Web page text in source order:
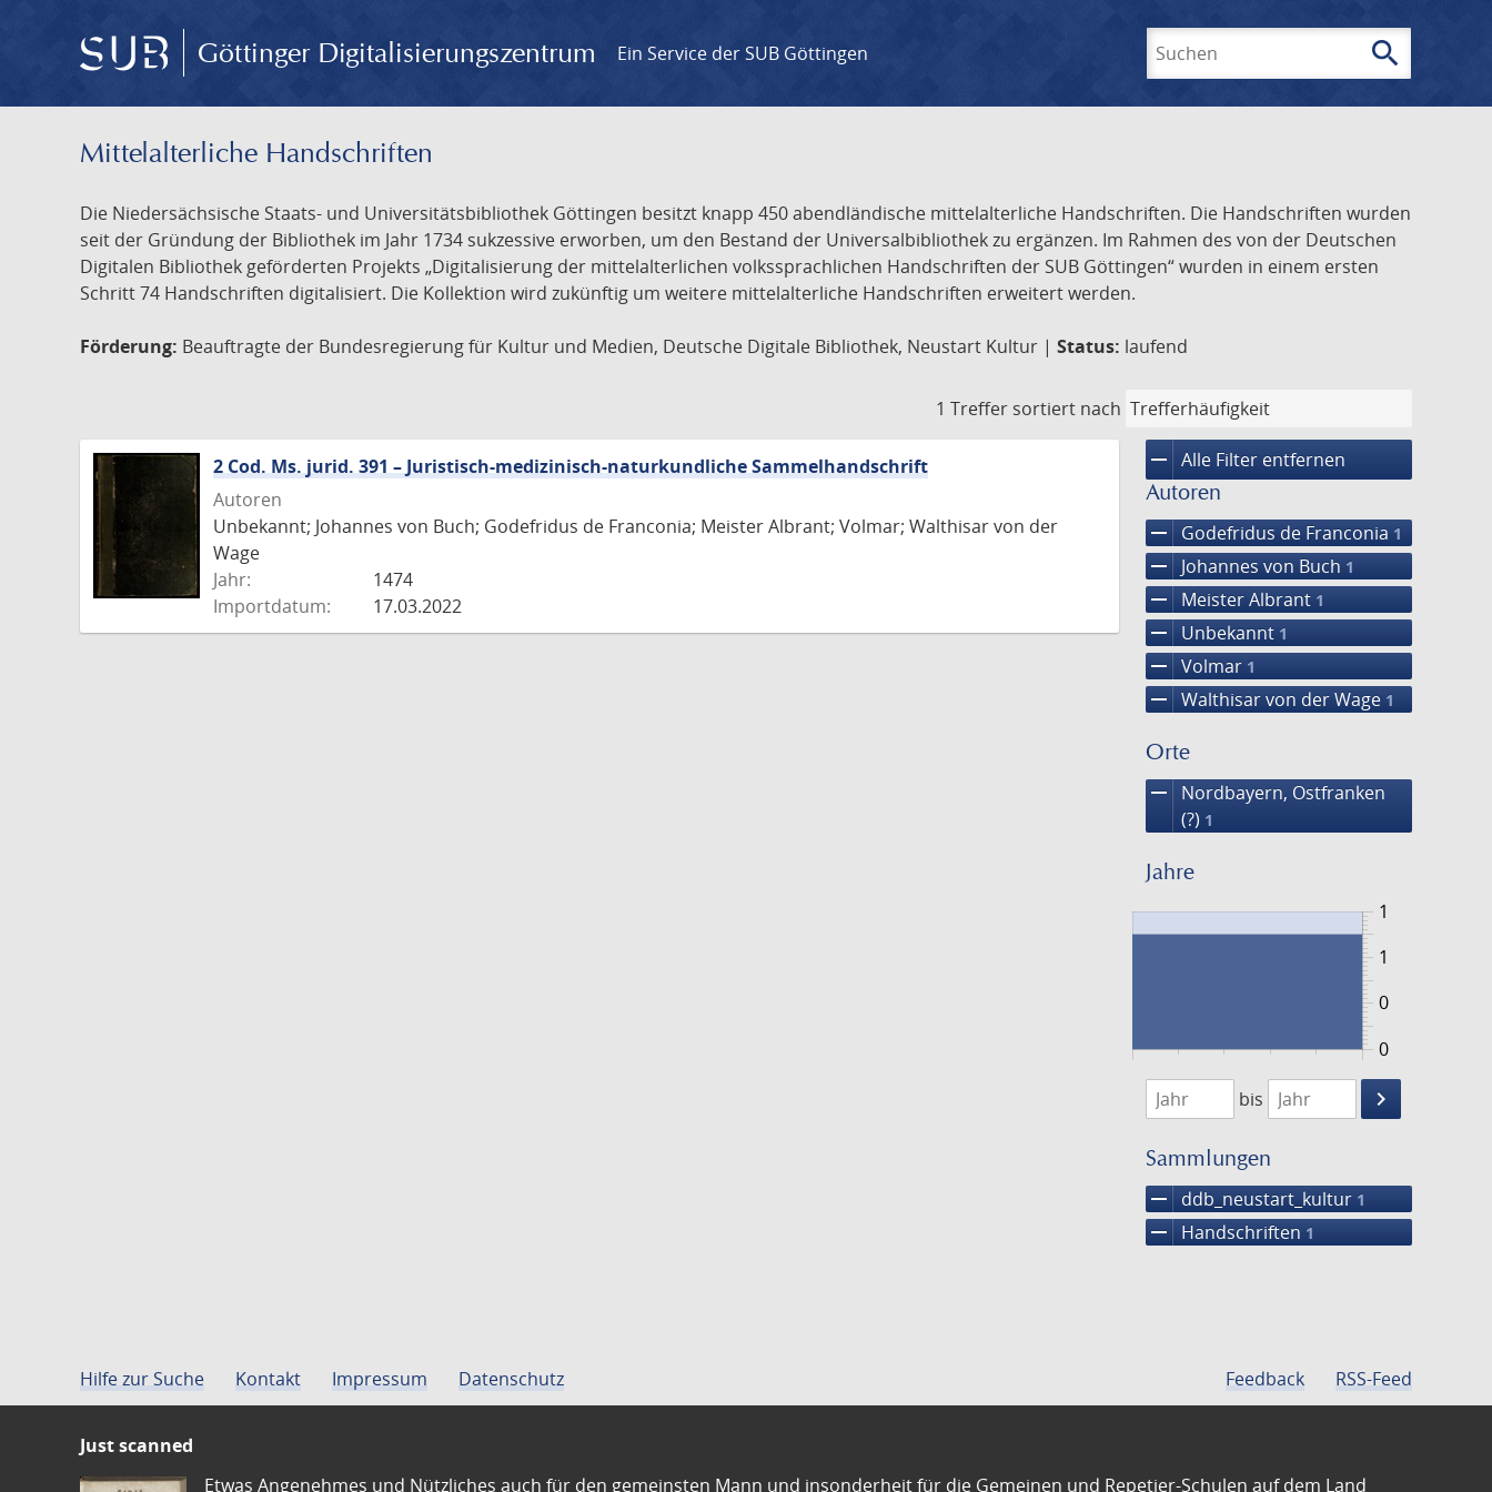
Göttinger Digitalisierungszentrum Ein Service der SUB Göttingen search
Mittelalterliche Handschriften
Die Niedersächsische Staats- und Universitätsbibliothek Göttingen besitzt knapp 450 abendländische mittelalterliche Handschriften. Die Handschriften wurden
seit der Gründung der Bibliothek im Jahr 1734 sukzessive erworben, um den Bestand der Universalbibliothek zu ergänzen. Im Rahmen des von der Deutschen
Digitalen Bibliothek geförderten Projekts „Digitalisierung der mittelalterlichen volkssprachlichen Handschriften der SUB Göttingen“ wurden in einem ersten
Schritt 74 Handschriften digitalisiert. Die Kollektion wird zukünftig um weitere mittelalterliche Handschriften erweitert werden.
Förderung: Beauftragte der Bundesregierung für Kultur und Medien, Deutsche Digitale Bibliothek, Neustart Kultur | Status: laufend
1 Treffer sortiert nach
remove Alle Filter entfernen
Autoren
remove Godefridus de Franconia 1
remove Johannes von Buch 1
remove Meister Albrant 1
remove Unbekannt 1
remove Volmar 1
remove Walthisar von der Wage 1
Orte
remove
Nordbayern, Ostfranken
(?) 1
Jahre
0
1
0
1
1474
1475
bis
keyboard_arrow_right
Suche
Sammlungen
remove ddb_neustart_kultur 1
remove Handschriften 1
2 Cod. Ms. jurid. 391 – Juristisch-medizinisch-naturkundliche Sammelhandschrift
Autoren
Unbekannt; Johannes von Buch; Godefridus de Franconia; Meister Albrant; Volmar; Walthisar von der
Wage
Jahr:
1474
Importdatum:
17.03.2022
Hilfe zur Suche Kontakt Impressum Datenschutz Feedback RSS-Feed
Just scanned
Etwas Angenehmes und Nützliches auch für den gemeinsten Mann und insonderheit für die Gemeinen und Repetier-Schulen auf dem Land